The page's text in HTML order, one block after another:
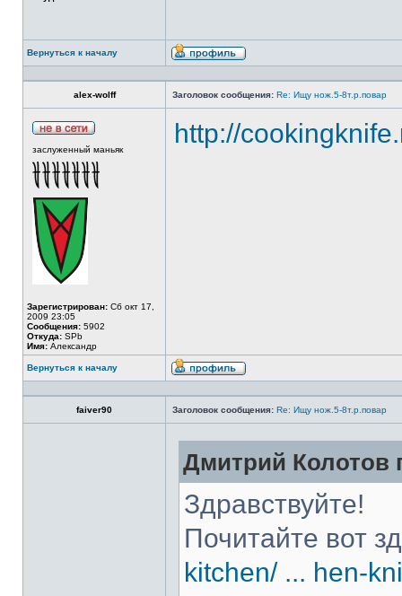
Вернуться к началу
alex-wolff Заголовок сообщения: Re: Ищу нож.5-8т.р.повар
заслуженный маньяк
Зарегистрирован: Сб окт 17,
2009 23:05
Сообщения: 5902
Откуда: SPb
Имя: Александр
http://
Вернуться к началу
faiver90 Заголовок сообщения: Re: Ищу нож.5-8т.р.повар
Дмитрий Колотов
Здравствуйте!
Почитайте вот
kitchen/ ... hen-